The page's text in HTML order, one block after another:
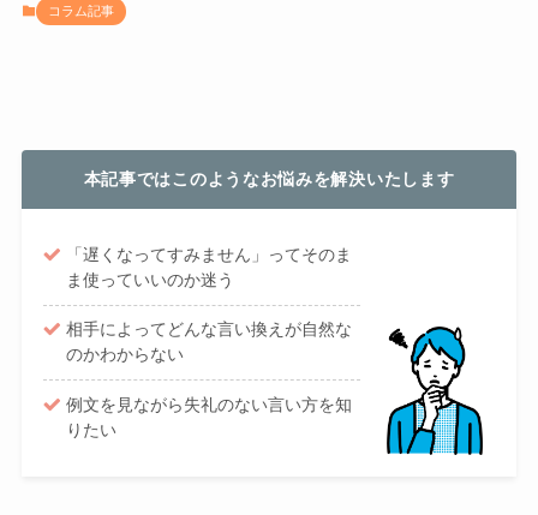
コラム記事
本記事ではこのようなお悩みを解決いたします
「遅くなってすみません」ってそのま
ま使っていいのか迷う
相手によってどんな言い換えが自然な
のかわからない
例文を見ながら失礼のない言い方を知
りたい